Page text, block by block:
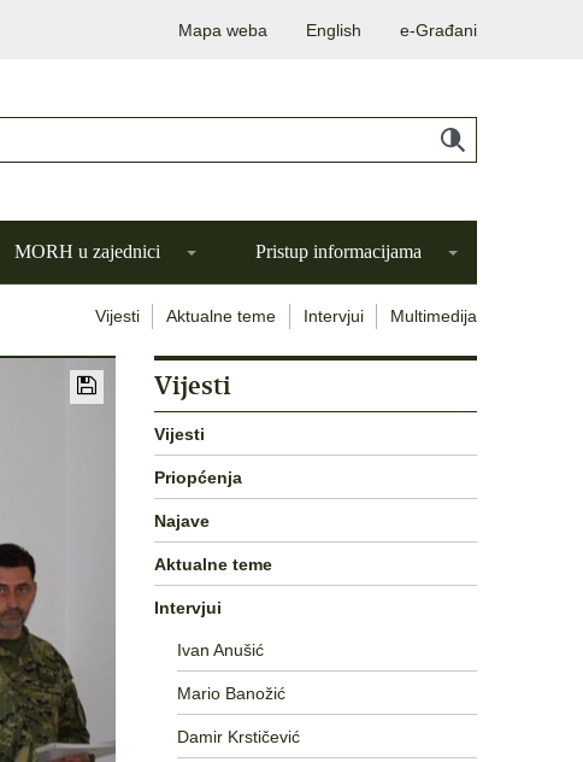
Mapa weba English e-Građani
MORH u zajednici Pristup informacijama
Vijesti Aktualne teme Intervjui Multimedija
Vijesti
Vijesti
Priopćenja
Najave
Aktualne teme
Intervjui
Ivan Anušić
Mario Banožić
Damir Krstičević